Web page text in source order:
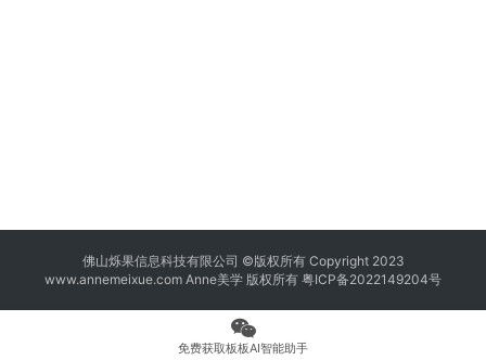
佛山烁果信息科技有限公司 ©版权所有 Copyright 2023
www.annemeixue.com Anne美学 版权所有 粤ICP备2022149204号
免费获取板板AI智能助手